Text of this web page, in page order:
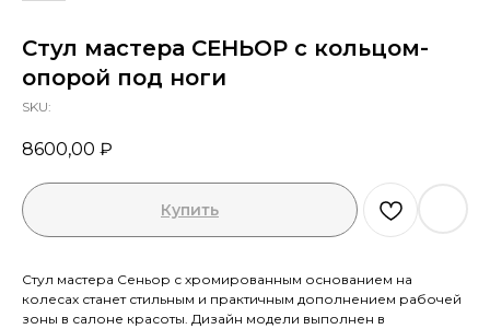
ОТПРАВИТЬ
Стул мастера СЕНЬОР с кольцом-
опорой под ноги
SKU:
8600,00 ₽
Купить
Стул мастера Сеньор с хромированным основанием на
колесах станет стильным и практичным дополнением рабочей
зоны в салоне красоты. Дизайн модели выполнен в